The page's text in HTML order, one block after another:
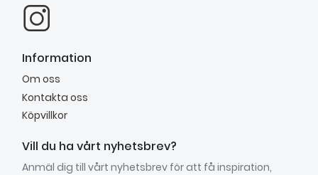
Information
Om oss
Kontakta oss
Köpvillkor
Vill du ha vårt nyhetsbrev?
Anmäl dig till vårt nyhetsbrev för att få inspiration,